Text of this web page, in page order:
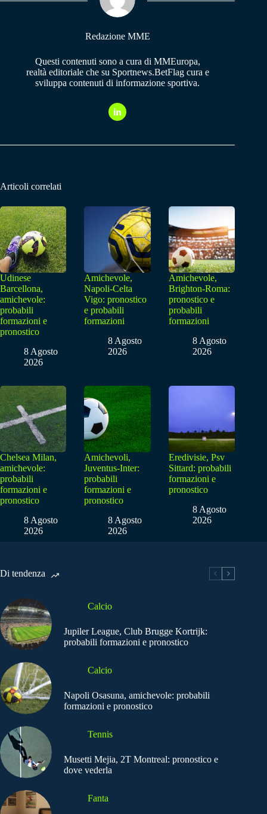
Redazione MME
Questi contenuti sono a cura di MMEuropa,
realtà editoriale che su Sportnews.BetFlag cura e
sviluppa contenuti di informazione sportiva.
Articoli correlati
Udinese
Barcellona,
amichevole:
probabili
formazioni e
pronostico
8 Agosto
2026
Amichevole,
Napoli-Celta
Vigo: pronostico
e probabili
formazioni
8 Agosto
2026
Amichevole,
Brighton-Roma:
pronostico e
probabili
formazioni
8 Agosto
2026
Chelsea Milan,
amichevole:
probabili
formazioni e
pronostico
8 Agosto
2026
Amichevoli,
Juventus-Inter:
probabili
formazioni e
pronostico
8 Agosto
2026
Eredivisie, Psv
Sittard: probabili
formazioni e
pronostico
8 Agosto
2026
Di tendenza
Calcio
Jupiler League, Club Brugge Kortrijk:
probabili formazioni e pronostico
Calcio
Napoli Osasuna, amichevole: probabili
formazioni e pronostico
Tennis
Musetti Mejia, 2T Montreal: pronostico e
dove vederla
Fanta